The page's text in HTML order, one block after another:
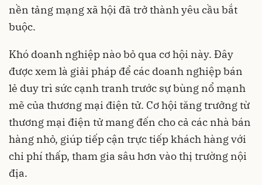
nền tảng mạng xã hội đã trở thành yêu cầu bắt
buộc.
Khó doanh nghiệp nào bỏ qua cơ hội này. Đây
được xem là giải pháp để các doanh nghiệp bán
lẻ duy trì sức cạnh tranh trước sự bùng nổ mạnh
mẽ của thương mại điện tử. Cơ hội tăng trưởng từ
thương mại điện tử mang đến cho cả các nhà bán
hàng nhỏ, giúp tiếp cận trực tiếp khách hàng với
chi phí thấp, tham gia sâu hơn vào thị trường nội
địa.